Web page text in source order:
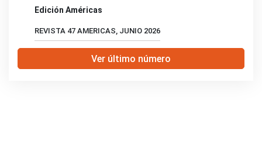
Edición Américas
REVISTA 47 AMERICAS, JUNIO 2026
Ver último número